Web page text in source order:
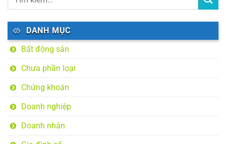
DANH MỤC
Bất động sản
Chưa phần loại
Chứng khoán
Doanh nghiệp
Doanh nhân